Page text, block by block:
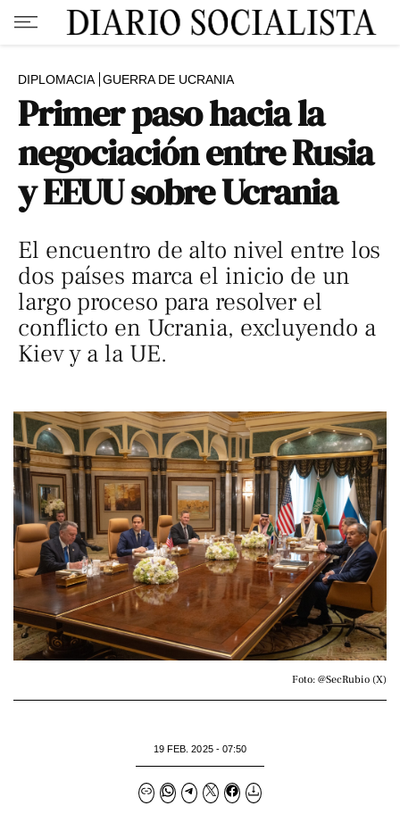
DIPLOMACIA GUERRA DE UCRANIA
Primer paso hacia la
negociación entre Rusia
y EEUU sobre Ucrania
El encuentro de alto nivel entre los
dos países marca el inicio de un
largo proceso para resolver el
conflicto en Ucrania, excluyendo a
Kiev y a la UE.
Foto: @SecRubio (X)
19 FEB. 2025 - 07:50